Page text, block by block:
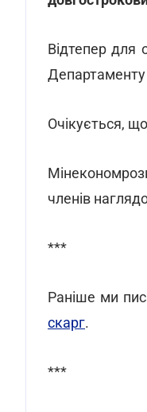
Відтепер для
Очікується,
членів
***
Раніше ми
скарг.
***